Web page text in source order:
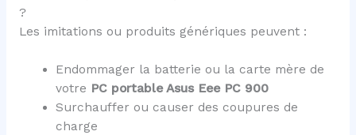
?
Les imitations ou produits génériques peuvent :
Endommager la batterie ou la carte mère de
votre PC portable Asus Eee PC 900
Surchauffer ou causer des coupures de
charge